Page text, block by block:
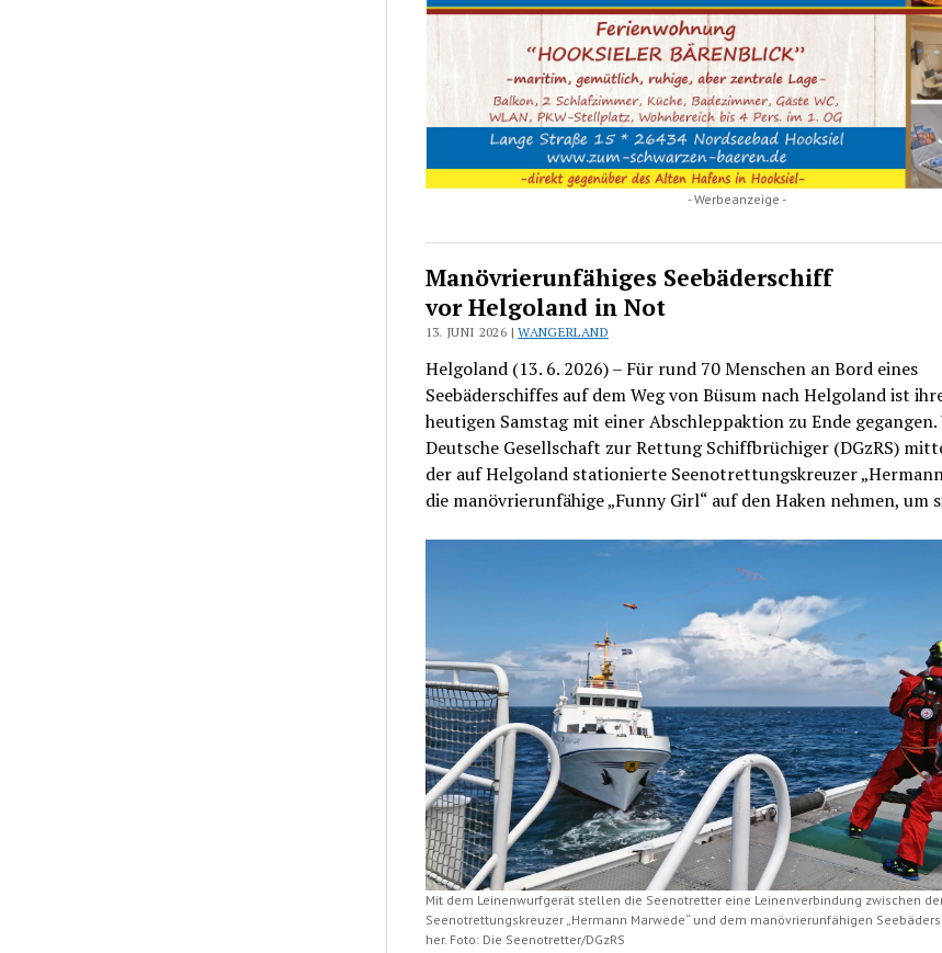
- Werbeanzeige -
Manövrierunfähiges Seebäderschiff
vor Helgoland in Not
13. JUNI 2026 |WANGERLAND
Helgoland (13. 6. 2026) – Für rund 70 Menschen an Bord eines
Seebäderschiffes auf dem Weg von Büsum nach Helgoland ist
heutigen Samstag mit einer Abschleppaktion zu Ende gegangen.
Deutsche Gesellschaft zur Rettung Schiffbrüchiger (DGzRS)
der auf Helgoland stationierte Seenotrettungskreuzer
die manövrierunfähige „Funny Girl“ auf den Haken nehmen, um
Mit dem Leinenwurfgerät stellen die Seenotretter eine Leinenverbindung zwischen
Seenotrettungskreuzer „Hermann Marwede“ und dem manövrierunfähigen
her. Foto: Die Seenotretter/DGzRS